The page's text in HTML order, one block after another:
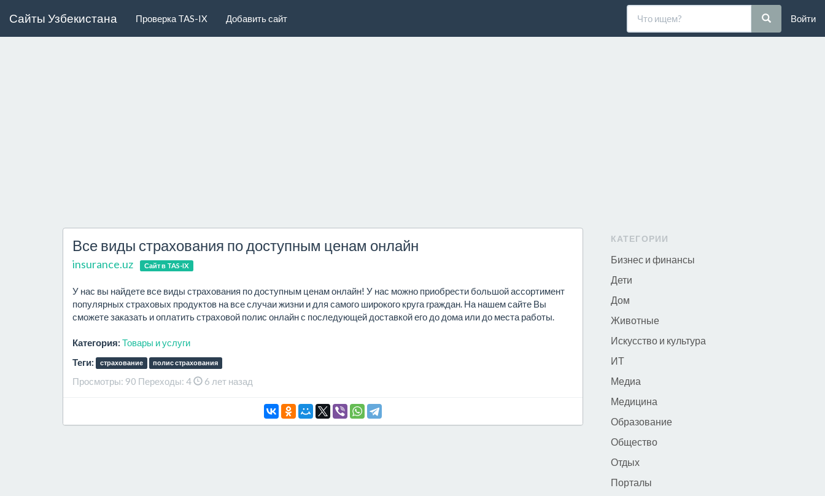
Сайты Узбекистана Проверка TAS-IX Добавить сайт Войти
Все виды страхования по доступным ценам онлайн
insurance.uz Сайт в TAS-IX
У нас вы найдете все виды страхования по доступным ценам онлайн! У нас можно приобрести большой ассортимент
популярных страховых продуктов на все случаи жизни и для самого широкого круга граждан. На нашем сайте Вы
сможете заказать и оплатить страховой полис онлайн с последующей доставкой его до дома или до места работы.
Категория: Товары и услуги
Теги:
страхование полис страхования
Просмотры: 90 Переходы: 4 6 лет назад
КАТЕГОРИИ
Бизнес и финансы
Дети
Дом
Животные
Искусство и культура
ИТ
Медиа
Медицина
Образование
Общество
Отдых
Порталы